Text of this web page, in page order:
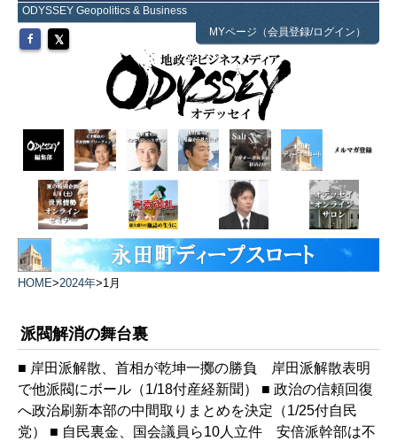
ODYSSEY Geopolitics & Business
MYページ（会員登録/ログイン）
HOME>2024年>1月
派閥解消の舞台裏
■ 岸田派解散、首相が乾坤一擲の勝負 岸田派解散表明
で他派閥にボール（1/18付産経新聞） ■ 政治の信頼回復
へ政治刷新本部の中間取りまとめを決定（1/25付自民
党） ■ 自民裏金、国会議員ら10人立件 安倍派幹部は不